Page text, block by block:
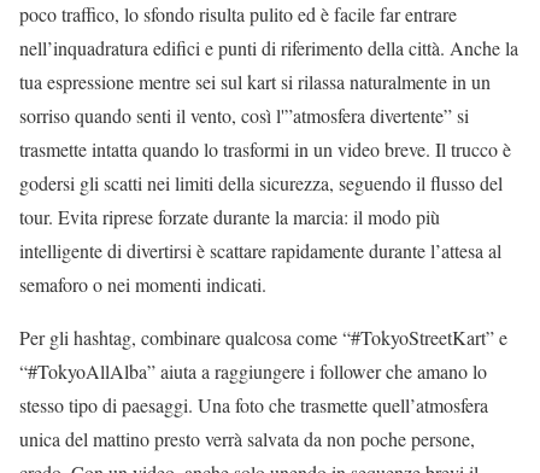
poco traffico, lo sfondo risulta pulito ed è facile far entrare
nell’inquadratura edifici e punti di riferimento della città. Anche la
tua espressione mentre sei sul kart si rilassa naturalmente in un
sorriso quando senti il vento, così l'”atmosfera divertente” si
trasmette intatta quando lo trasformi in un video breve. Il trucco è
godersi gli scatti nei limiti della sicurezza, seguendo il flusso del
tour. Evita riprese forzate durante la marcia: il modo più
intelligente di divertirsi è scattare rapidamente durante l’attesa al
semaforo o nei momenti indicati.
Per gli hashtag, combinare qualcosa come “#TokyoStreetKart” e
“#TokyoAllAlba” aiuta a raggiungere i follower che amano lo
stesso tipo di paesaggi. Una foto che trasmette quell’atmosfera
unica del mattino presto verrà salvata da non poche persone,